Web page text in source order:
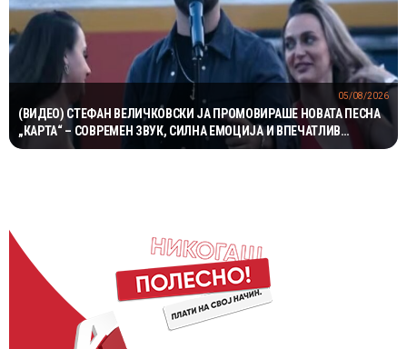
(ВИДЕО) СТЕФАН ВЕЛИЧКОВСКИ ЈА ПРОМОВИРАШЕ НОВАТА ПЕСНА
„КАРТА“ – СОВРЕМЕН ЗВУК, СИЛНА ЕМОЦИЈА И ВПЕЧАТЛИВ
ВИДЕОСПОТ
05/08/2026